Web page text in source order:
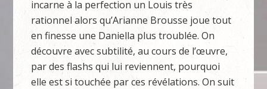
incarne à la perfection un Louis très
rationnel alors qu’Arianne Brousse joue tout
en finesse une Daniella plus troublée. On
découvre avec subtilité, au cours de l’œuvre,
par des flashs qui lui reviennent, pourquoi
elle est si touchée par ces révélations. On suit